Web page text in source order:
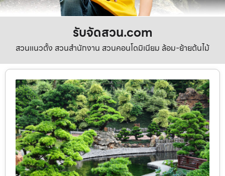
รับจัดสวน.com
สวนแนวตั้ง สวนสำนักงาน สวนคอนโดมิเนียม ล้อม-ย้ายต้นไม้